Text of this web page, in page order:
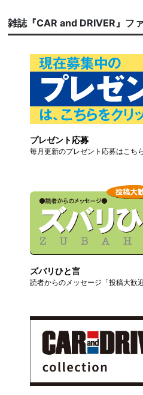
雑誌『CAR and DRIVER』フ
プレゼント応募
毎月更新のプレゼント応募はこち
ズバリひと言
読者からのメッセージ「投稿大歓迎